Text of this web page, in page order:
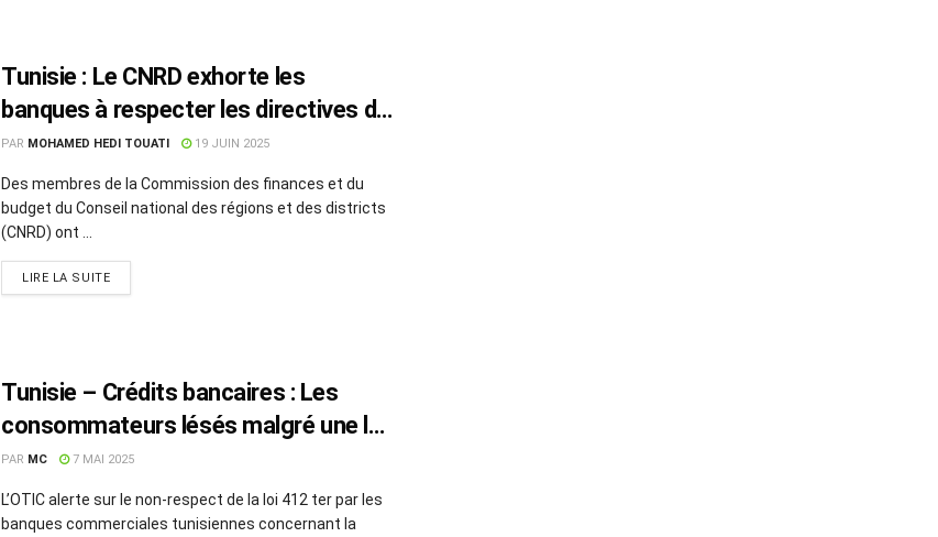
Tunisie : Le CNRD exhorte les
banques à respecter les directives de
la BCT
PAR MOHAMED HEDI TOUATI 19 JUIN 2025
Des membres de la Commission des finances et du
budget du Conseil national des régions et des districts
(CNRD) ont ...
LIRE LA SUITE
Tunisie – Crédits bancaires : Les
consommateurs lésés malgré une loi
claire, alerte l’OTIC
PAR MC 7 MAI 2025
L’OTIC alerte sur le non-respect de la loi 412 ter par les
banques commerciales tunisiennes concernant la